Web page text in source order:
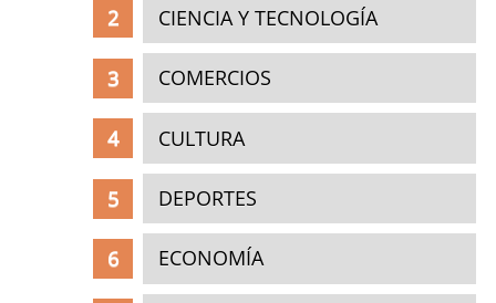
CIENCIA Y TECNOLOGÍA
COMERCIOS
CULTURA
DEPORTES
ECONOMÍA